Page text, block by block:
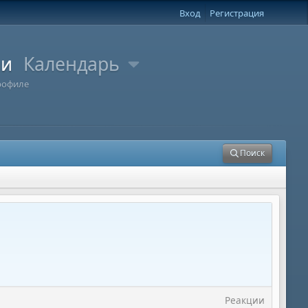
Вход Регистрация
Календарь
Поиск
Реакции